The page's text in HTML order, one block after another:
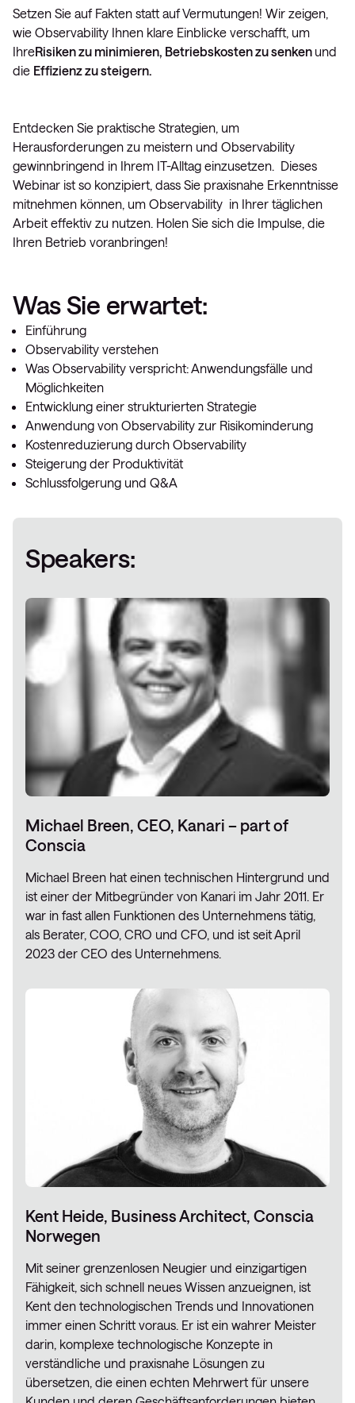
Setzen Sie auf Fakten statt auf Vermutungen! Wir zeigen,
wie Observability Ihnen klare Einblicke verschafft, um
IhreRisiken zu minimieren, Betriebskosten zu senken und
die Effizienz zu steigern.
Entdecken Sie praktische Strategien, um
Herausforderungen zu meistern und Observability
gewinnbringend in Ihrem IT-Alltag einzusetzen. Dieses
Webinar ist so konzipiert, dass Sie praxisnahe Erkenntnisse
mitnehmen können, um Observability in Ihrer täglichen
Arbeit effektiv zu nutzen. Holen Sie sich die Impulse, die
Ihren Betrieb voranbringen!
Was Sie erwartet:
Einführung
Observability verstehen
Was Observability verspricht: Anwendungsfälle und
Möglichkeiten
Entwicklung einer strukturierten Strategie
Anwendung von Observability zur Risikominderung
Kostenreduzierung durch Observability
Steigerung der Produktivität
Schlussfolgerung und Q&A
Speakers:
Michael Breen, CEO, Kanari – part of
Conscia
Michael Breen hat einen technischen Hintergrund und
ist einer der Mitbegründer von Kanari im Jahr 2011. Er
war in fast allen Funktionen des Unternehmens tätig,
als Berater, COO, CRO und CFO, und ist seit April
2023 der CEO des Unternehmens.
Kent Heide, Business Architect, Conscia
Norwegen
Mit seiner grenzenlosen Neugier und einzigartigen
Fähigkeit, sich schnell neues Wissen anzueignen, ist
Kent den technologischen Trends und Innovationen
immer einen Schritt voraus. Er ist ein wahrer Meister
darin, komplexe technologische Konzepte in
verständliche und praxisnahe Lösungen zu
übersetzen, die einen echten Mehrwert für unsere